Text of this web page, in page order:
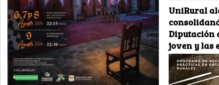
UniRural
Diputación
joven y las